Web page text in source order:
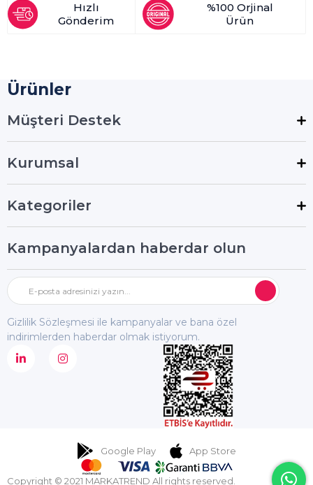
Hızlı
Gönderim
%100 Orjinal
Ürün
Ürünler
Müşteri Destek
Kurumsal
Kategoriler
Kampanyalardan haberdar olun
Gizlilik Sözleşmesi ile kampanyalar ve bana özel
indirimlerden haberdar olmak istiyorum.
Copyright © 2021 MARKATREND All rights reserved.
Google Play App Store